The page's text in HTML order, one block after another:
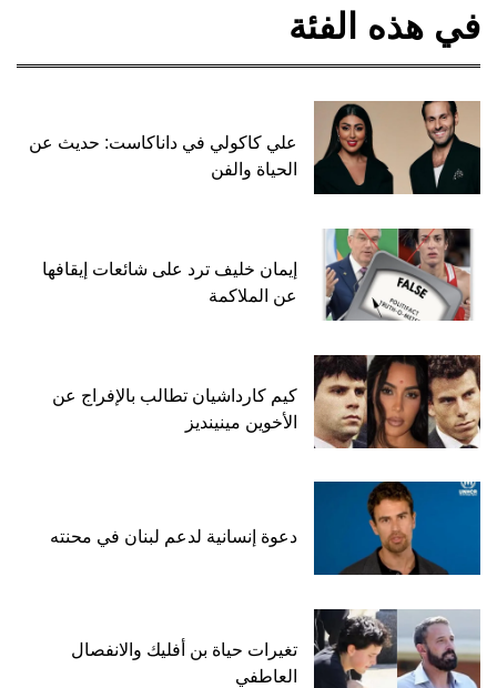
في هذه الفئة
علي كاكولي في داناكاست: حديث عن
الحياة والفن
إيمان خليف ترد على شائعات إيقافها
عن الملاكمة
كيم كارداشيان تطالب بالإفراج عن
الأخوين مينينديز
دعوة إنسانية لدعم لبنان في محنته
تغيرات حياة بن أفليك والانفصال
العاطفي